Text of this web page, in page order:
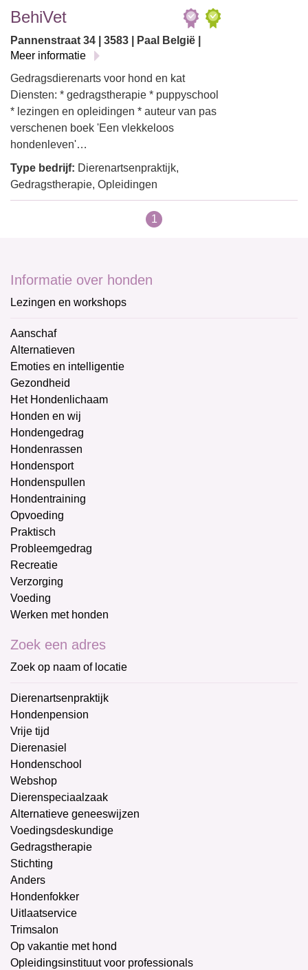
BehiVet
Pannenstraat 34 | 3583 | Paal België |
Meer informatie
Gedragsdierenarts voor hond en kat
Diensten: * gedragstherapie * puppyschool
* lezingen en opleidingen * auteur van pas
verschenen boek 'Een vlekkeloos
hondenleven'…
Type bedrijf: Dierenartsenpraktijk,
Gedragstherapie, Opleidingen
1
Informatie over honden
Lezingen en workshops
Aanschaf
Alternatieven
Emoties en intelligentie
Gezondheid
Het Hondenlichaam
Honden en wij
Hondengedrag
Hondenrassen
Hondensport
Hondenspullen
Hondentraining
Opvoeding
Praktisch
Probleemgedrag
Recreatie
Verzorging
Voeding
Werken met honden
Zoek een adres
Zoek op naam of locatie
Dierenartsenpraktijk
Hondenpension
Vrije tijd
Dierenasiel
Hondenschool
Webshop
Dierenspeciaalzaak
Alternatieve geneeswijzen
Voedingsdeskundige
Gedragstherapie
Stichting
Anders
Hondenfokker
Uitlaatservice
Trimsalon
Op vakantie met hond
Opleidingsinstituut voor professionals